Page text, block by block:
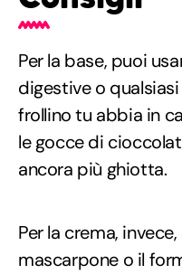
Per la base, puoi
digestive o
frollino tu abbia in
le gocce di
ancora più ghiotta.
Per la crema,
mascarpone o il